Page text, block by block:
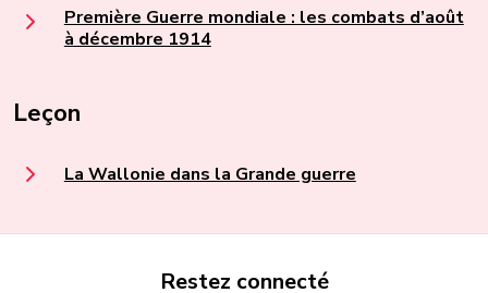
Première Guerre mondiale : les combats d’août
à décembre 1914
Leçon
La Wallonie dans la Grande guerre
Restez connecté